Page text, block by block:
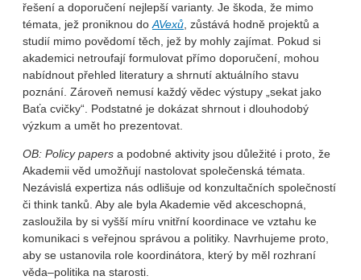
řešení a doporučení nejlepší varianty. Je škoda, že mimo
témata, jež proniknou doAVexů, zůstává hodně projektů a
studií mimo povědomí těch, jež by mohly zajímat. Pokud si
akademici netroufají formulovat přímo doporučení, mohou
nabídnout přehled literatury a shrnutí aktuálního stavu
poznání. Zároveň nemusí každý vědec výstupy „sekat jako
Baťa cvičky“. Podstatné je dokázat shrnout i dlouhodobý
výzkum a umět ho prezentovat.
OB: Policy papers a podobné aktivity jsou důležité i proto, že
Akademii věd umožňují nastolovat společenská témata.
Nezávislá expertiza nás odlišuje od konzultačních společností
či think tanků. Aby ale byla Akademie věd akceschopná,
zasloužila by si vyšší míru vnitřní koordinace ve vztahu ke
komunikaci s veřejnou správou a politiky. Navrhujeme proto,
aby se ustanovila role koordinátora, který by měl rozhraní
věda–politika na starosti.